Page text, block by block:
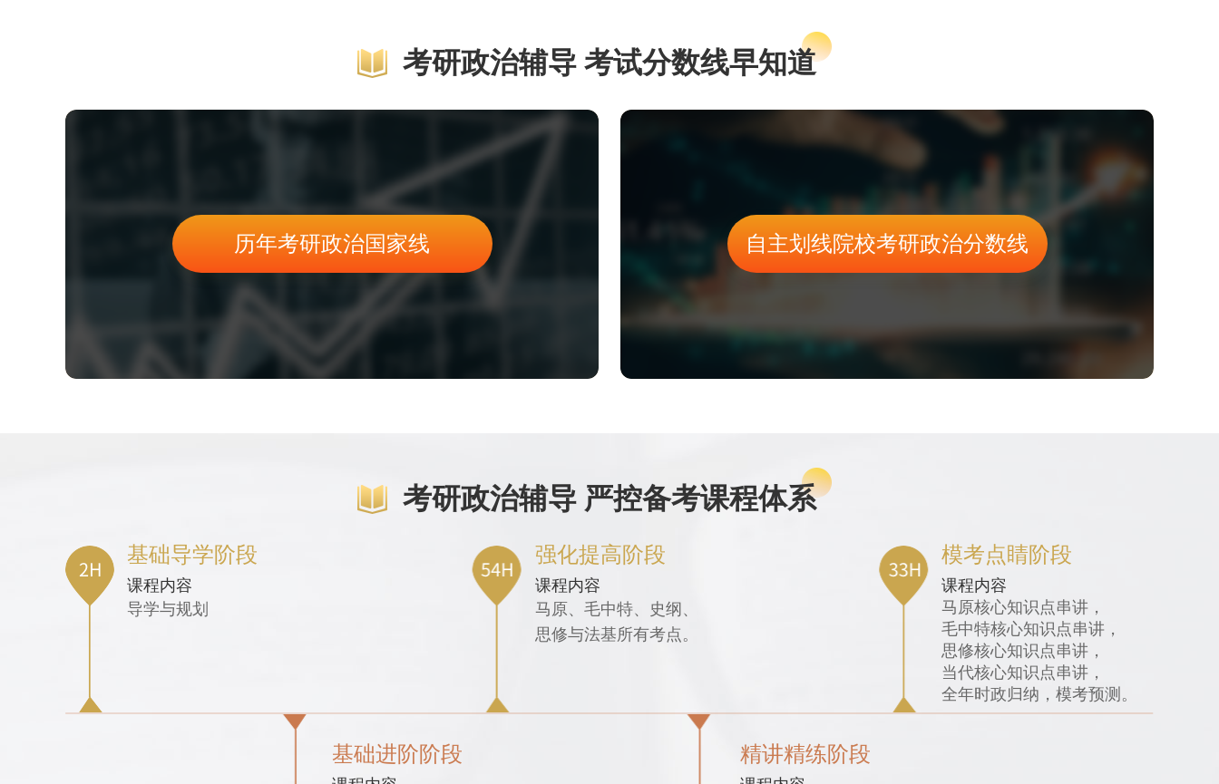
考研政治辅导 考试分数线早知道
历年考研政治国家线 自主划线院校考研政治分数线
考研政治辅导 严控备考课程体系
基础导学阶段
课程内容
导学与规划
基础进阶阶段
强化提高阶段
课程内容
马原、毛中特、史纲、
思修与法基所有考点。
精讲精练阶段
模考点睛阶段
课程内容
马原核心知识点串讲，
毛中特核心知识点串讲，
思修核心知识点串讲，
当代核心知识点串讲，
全年时政归纳，模考预测。